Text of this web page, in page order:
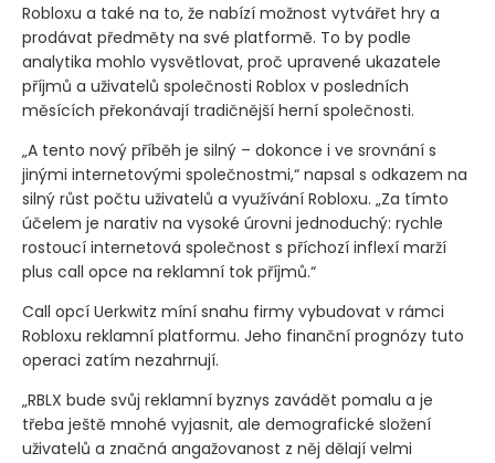
Robloxu a také na to, že nabízí možnost vytvářet hry a
prodávat předměty na své platformě. To by podle
analytika mohlo vysvětlovat, proč upravené ukazatele
příjmů a uživatelů společnosti Roblox v posledních
měsících překonávají tradičnější herní společnosti.
„A tento nový příběh je silný – dokonce i ve srovnání s
jinými internetovými společnostmi,“ napsal s odkazem na
silný růst počtu uživatelů a využívání Robloxu. „Za tímto
účelem je narativ na vysoké úrovni jednoduchý: rychle
rostoucí internetová společnost s příchozí inflexí marží
plus call opce na reklamní tok příjmů.“
Call opcí Uerkwitz míní snahu firmy vybudovat v rámci
Robloxu reklamní platformu. Jeho finanční prognózy tuto
operaci zatím nezahrnují.
„RBLX bude svůj reklamní byznys zavádět pomalu a je
třeba ještě mnohé vyjasnit, ale demografické složení
uživatelů a značná angažovanost z něj dělají velmi